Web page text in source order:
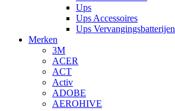
Ups
Ups Accessoires
Ups Vervangingsbatterijen
Merken
3M
ACER
ACT
Activ
ADOBE
AEROHIVE